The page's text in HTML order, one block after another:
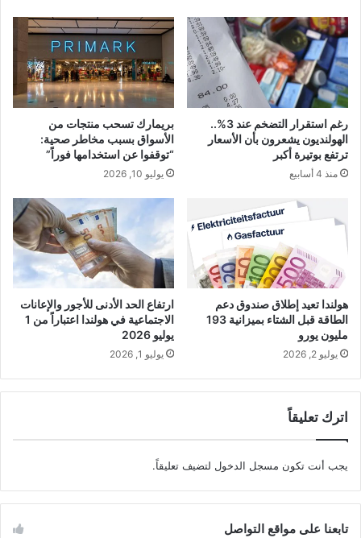
رغم استقرار التضخم عند 3%..
الهولنديون يشعرون بأن الأسعار
ترتفع بوتيرة أكبر
منذ 4 أسابيع
بريمارك تسحب منتجات من
الأسواق بسبب مخاطر صحية:
“توقفوا عن استخدامها فوراً”
يوليو 10, 2026
هولندا تعيد إطلاق صندوق دعم
الطاقة قبل الشتاء بميزانية 193
مليون يورو
يوليو 2, 2026
ارتفاع الحد الأدنى للأجور والإعانات
الاجتماعية في هولندا اعتباراً من 1
يوليو 2026
يوليو 1, 2026
اترك تعليقاً
يجب أنت تكون مسجل الدخول لتضيف تعليقاً.
تابعنا على مواقع التواصل